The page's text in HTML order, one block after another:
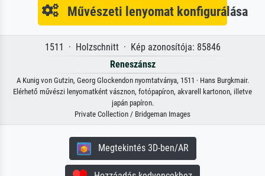
Művészeti lenyomat konfigurálása
1511 · Holzschnitt · Kép azonosítója: 85846
Reneszánsz
A Kunig von Gutzin, Georg Glockendon nyomtatványa, 1511 · Hans Burgkmair.
Elérhető művészi lenyomatként vásznon, fotópapíron, akvarell kartonon, illetve
japán papíron.
Private Collection / Bridgeman Images
Megtekintés 3D-ben/AR